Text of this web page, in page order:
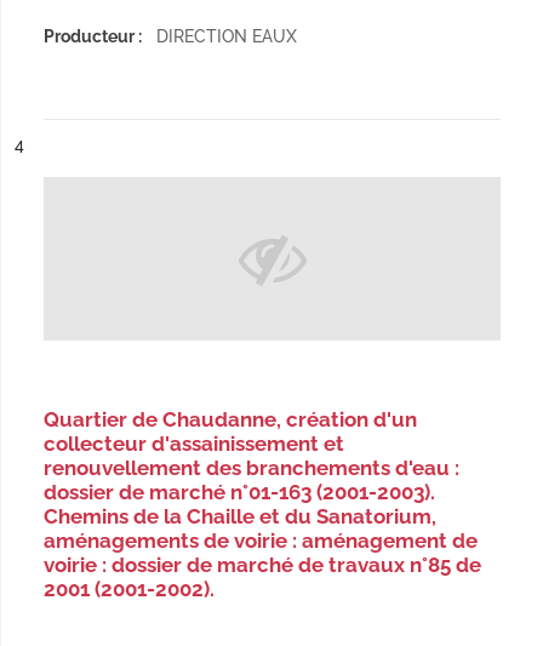
Producteur : DIRECTION EAUX
n°
4
Quartier de Chaudanne, création d'un
collecteur d'assainissement et
renouvellement des branchements d'eau :
dossier de marché n°01-163 (2001-2003).
Chemins de la Chaille et du Sanatorium,
aménagements de voirie : aménagement de
voirie : dossier de marché de travaux n°85 de
2001 (2001-2002).